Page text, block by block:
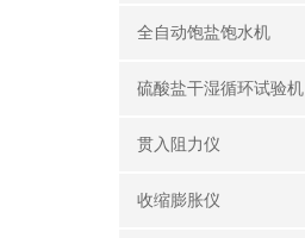
全自动饱盐饱水机
硫酸盐干湿循环试验机
贯入阻力仪
收缩膨胀仪